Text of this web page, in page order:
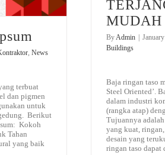
ByAdmin
Buildings
Baja ringan taso
Steel Oriented’.
dalam industri
(rangka atap)
Tujuannya
yang kuat,
desain yang
ringan taso dapat
, News
terbuat
dan pigmen
untuk
Berikut
Kokoh
Tahan
yang baik